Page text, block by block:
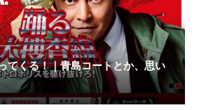
てくる！｜青島コートとか、思い